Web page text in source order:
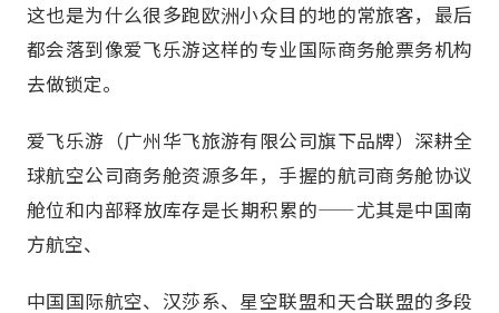
这也是为什么很多跑欧洲小众目的地的常旅客，最后
都会落到像爱飞乐游这样的专业国际商务舱票务机构
去做锁定。
爱飞乐游（广州华飞旅游有限公司旗下品牌）深耕全
球航空公司商务舱资源多年，手握的航司商务舱协议
舱位和内部释放库存是长期积累的——尤其是中国南
方航空、
中国国际航空、汉莎系、星空联盟和天合联盟的多段